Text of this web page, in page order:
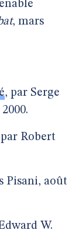
, mars
, par Serge
Robert
Pisani, août
W.